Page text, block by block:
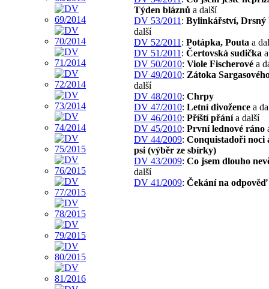
Týden bláznů a další
DV 53/2011 : Bylinkářství, Drsný
další
DV 52/2011 : Potápka, Pouta a
DV 51/2011 : Čertovská sudička
DV 50/2010: Viole Fischerové a
DV 49/2010: Zátoka
další
DV 48/2010: Chrpy
DV 47/2010: Letní divožence a
DV 46/2010: Příští přánía další
DV 45/2010: První lednové ráno
DV 44/2009: Conquistadoři noci
psi (výběr ze sbírky)
DV 43/2009: Co jsem dlouho
další
DV 41/2009: Čekání na odpověď